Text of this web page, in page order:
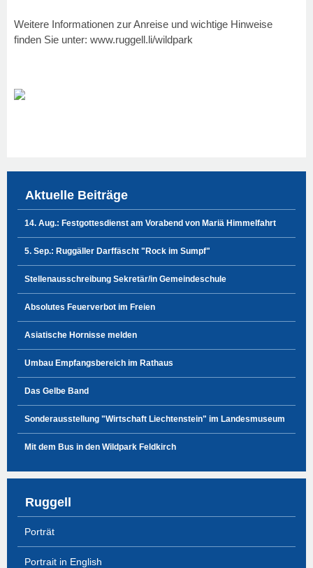
Weitere Informationen zur Anreise und wichtige Hinweise
finden Sie unter: www.ruggell.li/wildpark
Aktuelle Beiträge
14. Aug.: Festgottesdienst am Vorabend von Mariä Himmelfahrt
5. Sep.: Ruggäller Darffäscht "Rock im Sumpf"
Stellenausschreibung Sekretär/in Gemeindeschule
Absolutes Feuerverbot im Freien
Asiatische Hornisse melden
Umbau Empfangsbereich im Rathaus
Das Gelbe Band
Sonderausstellung "Wirtschaft Liechtenstein" im Landesmuseum
Mit dem Bus in den Wildpark Feldkirch
Ruggell
Porträt
Portrait in English